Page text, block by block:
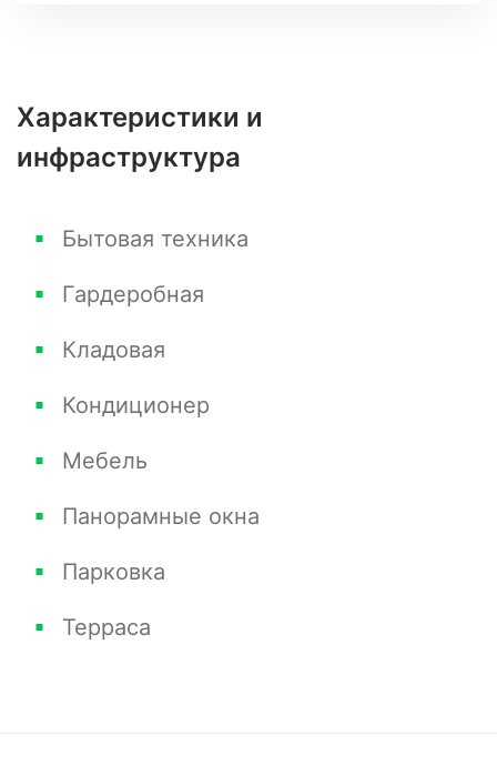
Характеристики и
инфраструктура
Бытовая техника
Гардеробная
Кладовая
Кондиционер
Мебель
Панорамные окна
Парковка
Терраса